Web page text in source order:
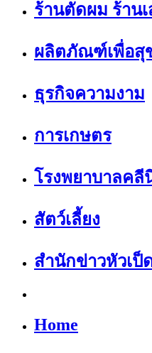
ร้านตัดผม ร้าน
ผลิตภัณฑ์เพื่อสุ
ธุรกิจความงาม
การเกษตร
โรงพยาบาลคลี
สัตว์เลี้ยง
สำนักข่าวหัวเป็
Home